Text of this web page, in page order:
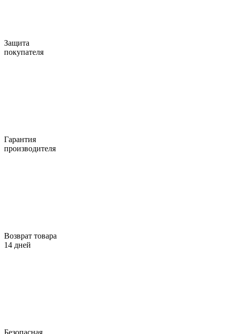
Защита
покупателя
Гарантия
производителя
Возврат товара
14 дней
Безопасная